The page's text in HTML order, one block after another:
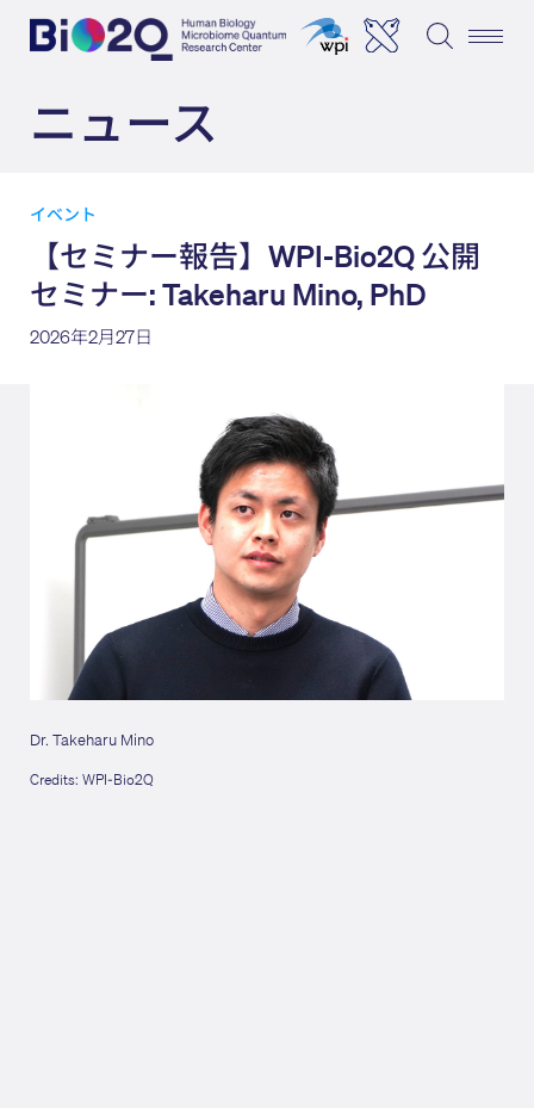
ニュース
イベント
【セミナー報告】WPI-Bio2Q 公開
セミナー: Takeharu Mino, PhD
2026年2月27日
Dr. Takeharu Mino
Credits: WPI-Bio2Q